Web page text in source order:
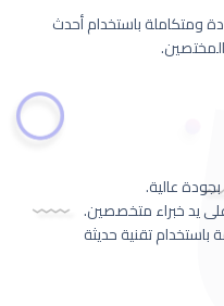
ومتكاملة باستخدام أحدث
عالية.
يد خبراء متخصصين.
باستخدام تقنية حديثة